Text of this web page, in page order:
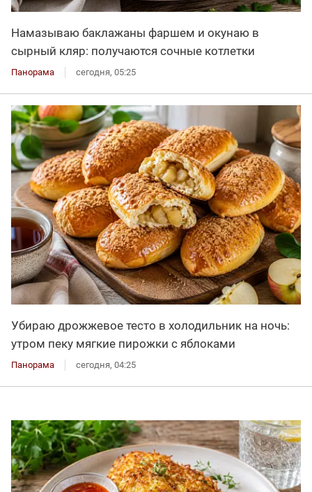
Намазываю баклажаны фаршем и окунаю в
сырный кляр: получаются сочные котлетки
Панорама сегодня, 05:25
Убираю дрожжевое тесто в холодильник на ночь:
утром пеку мягкие пирожки с яблоками
Панорама сегодня, 04:25